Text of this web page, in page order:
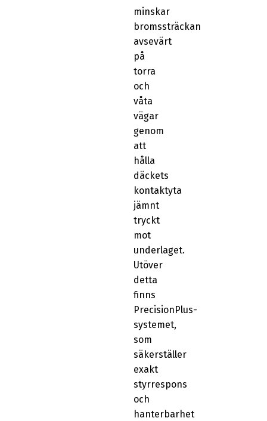
minskar
bromssträckan
avsevärt
på
torra
och
våta
vägar
genom
att
hålla
däckets
kontaktyta
jämnt
tryckt
mot
underlaget.
Utöver
detta
finns
PrecisionPlus-
systemet,
som
säkerställer
exakt
styrrespons
och
hanterbarhet